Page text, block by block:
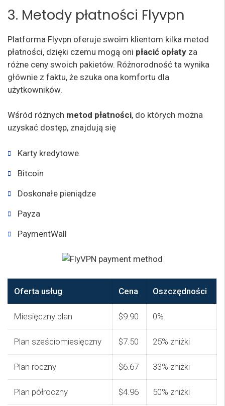
3. Metody płatności Flyvpn
Platforma Flyvpn oferuje swoim klientom kilka metod
płatności, dzięki czemu mogą oni płacić opłaty za
różne ceny swoich pakietów. Różnorodność ta wynika
głównie z faktu, że szuka ona komfortu dla
użytkowników.
Wśród różnych metod płatności, do których można
uzyskać dostęp, znajdują się
Karty kredytowe
Bitcoin
Doskonałe pieniądze
Payza
PaymentWall
Oferta usług Cena Oszczędności
Miesięczny plan $9.90 0%
Plan sześciomiesięczny $7.50 25% zniżki
Plan roczny $6.67 33% zniżki
Plan półroczny $4.96 50% zniżki